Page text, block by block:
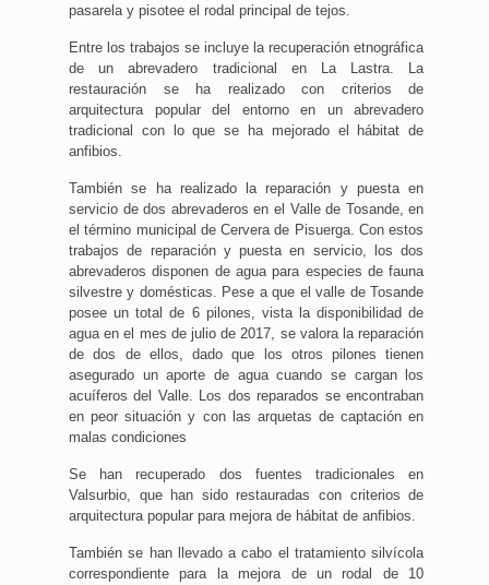
pasarela y pisotee el rodal principal de tejos.
Entre los trabajos se incluye la recuperación etnográfica
de un abrevadero tradicional en La Lastra. La
restauración se ha realizado con criterios de
arquitectura popular del entorno en un abrevadero
tradicional con lo que se ha mejorado el hábitat de
anfibios.
También se ha realizado la reparación y puesta en
servicio de dos abrevaderos en el Valle de Tosande, en
el término municipal de Cervera de Pisuerga. Con estos
trabajos de reparación y puesta en servicio, los dos
abrevaderos disponen de agua para especies de fauna
silvestre y domésticas. Pese a que el valle de Tosande
posee un total de 6 pilones, vista la disponibilidad de
agua en el mes de julio de 2017, se valora la reparación
de dos de ellos, dado que los otros pilones tienen
asegurado un aporte de agua cuando se cargan los
acuíferos del Valle. Los dos reparados se encontraban
en peor situación y con las arquetas de captación en
malas condiciones
Se han recuperado dos fuentes tradicionales en
Valsurbio, que han sido restauradas con criterios de
arquitectura popular para mejora de hábitat de anfibios.
También se han llevado a cabo el tratamiento silvícola
correspondiente para la mejora de un rodal de 10